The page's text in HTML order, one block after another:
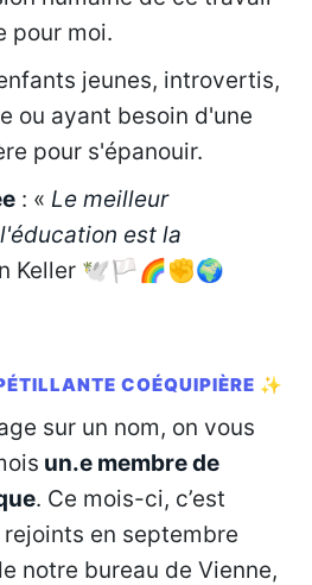
pour moi.
jeunes, introvertis,
ou ayant besoin d'une
pour s'épanouir.
: « Le meilleur
est la
Keller 🕊️🏳️🌈✊🌍
COÉQUIPIÈRE ✨
sur un nom, on vous
un.e membre de
. Ce mois-ci, c’est
en septembre
notre bureau de Vienne,